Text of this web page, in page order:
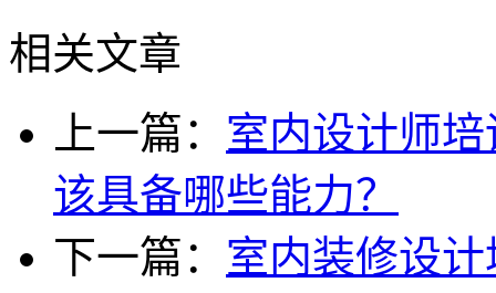
相关文章
上一篇： 室内设计师
该具备哪些能力？
下一篇： 室内装修设